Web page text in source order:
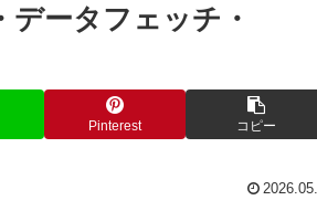
ータフェッチ・
Pinterest コピー